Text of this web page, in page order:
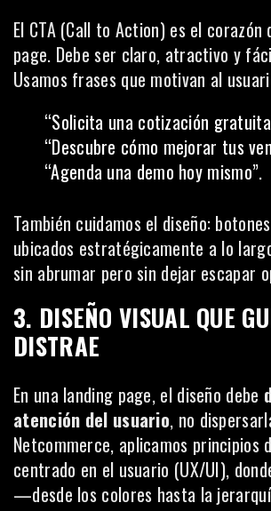
El CTA (Call to Action) es el
page. Debe ser claro, atractivo y
Usamos frases que motivan al
“Solicita una cotización
“Descubre cómo mejorar tus
“Agenda una demo hoy mismo”.
También cuidamos el diseño:
ubicados estratégicamente a lo
sin abrumar pero sin dejar escapar
3. DISEÑO VISUAL QUE
DISTRAE
En una landing page, el diseño debe
atención del usuario, no
Netcommerce, aplicamos principios
centrado en el usuario (UX/UI),
—desde los colores hasta la